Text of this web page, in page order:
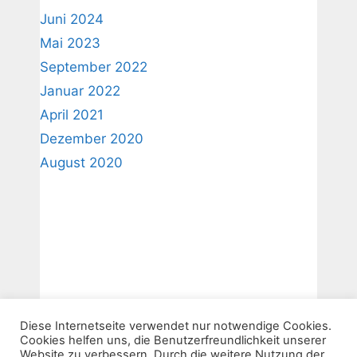
Juni 2024
Mai 2023
September 2022
Januar 2022
April 2021
Dezember 2020
August 2020
Diese Internetseite verwendet nur notwendige Cookies.
Cookies helfen uns, die Benutzerfreundlichkeit unserer